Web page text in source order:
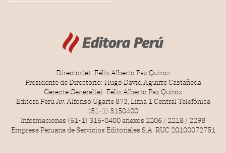
Director(e): Félix Alberto Paz Quiroz
Presidente de Directorio: Hugo David Aguirre Castañeda
Gerente General(e): Félix Alberto Paz Quiroz
Editora Perú Av. Alfonso Ugarte 873, Lima 1 Central Telefónica
(51-1) 3150400
Informaciones (51-1) 315-0400 anexos 2206 / 2218 / 2298
Empresa Peruana de Servicios Editoriales S.A. RUC 20100072751